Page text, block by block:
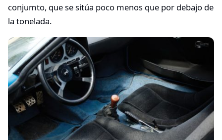
conjumto, que se sitúa poco menos que por debajo de
la tonelada.